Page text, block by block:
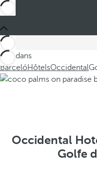
Ces dans
BarcelóHôtelsOccidental
Occidental
Golfe